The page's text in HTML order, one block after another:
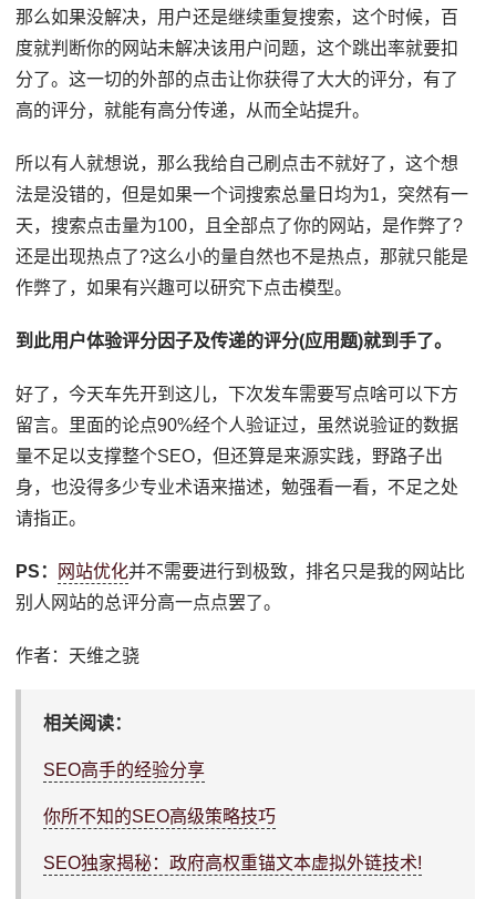
那么如果没解决，用户还是继续重复搜索，这个时候，百
度就判断你的网站未解决该用户问题，这个跳出率就要扣
分了。这一切的外部的点击让你获得了大大的评分，有了
高的评分，就能有高分传递，从而全站提升。
所以有人就想说，那么我给自己刷点击不就好了，这个想
法是没错的，但是如果一个词搜索总量日均为1，突然有一
天，搜索点击量为100，且全部点了你的网站，是作弊了?
还是出现热点了?这么小的量自然也不是热点，那就只能是
作弊了，如果有兴趣可以研究下点击模型。
到此用户体验评分因子及传递的评分(应用题)就到手了。
好了，今天车先开到这儿，下次发车需要写点啥可以下方
留言。里面的论点90%经个人验证过，虽然说验证的数据
量不足以支撑整个SEO，但还算是来源实践，野路子出
身，也没得多少专业术语来描述，勉强看一看，不足之处
请指正。
PS： 网站优化并不需要进行到极致，排名只是我的网站比
别人网站的总评分高一点点罢了。
作者：天维之骁
相关阅读：
SEO高手的经验分享
你所不知的SEO高级策略技巧
SEO独家揭秘：政府高权重锚文本虚拟外链技术!